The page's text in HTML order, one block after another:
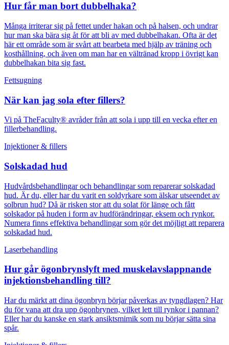
Hur får man bort dubbelhaka?
Många irriterar sig på fettet under hakan och på halsen, och undrar
hur man ska bära sig åt för att bli av med dubbelhakan. Ofta är det
här ett område som är svårt att bearbeta med hjälp av träning och
kosthållning, och även om man har en vältränad kropp i övrigt kan
dubbelhakan bita sig fast.
Fettsugning
När kan jag sola efter fillers?
Vi på TheFaculty® avråder från att sola i upp till en vecka efter en
fillerbehandling.
Injektioner & fillers
Solskadad hud
Hudvårdsbehandlingar och behandlingar som reparerar solskadad
hud. Är du, eller har du varit en soldyrkare som älskar utseendet av
solbrun hud? Då är risken stor att du solat för länge och fått
solskador på huden i form av hudförändringar, eksem och rynkor.
Numera finns effektiva behandlingar som gör det möjligt att reparera
solskadad hud.
Laserbehandling
Hur går ögonbrynslyft med muskelavslappnande
injektionsbehandling till?
Har du märkt att dina ögonbryn börjar påverkas av tyngdlagen? Har
du för vana att dra upp ögonbrynen, vilket lett till rynkor i pannan?
Eller har du kanske en stark ansiktsmimik som nu börjar sätta sina
spår.